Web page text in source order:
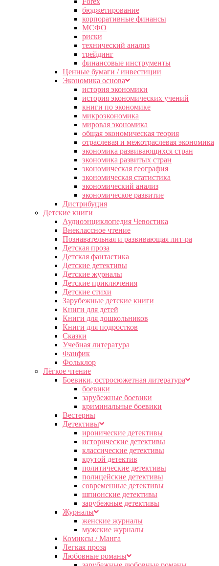
бюджетирование
корпоративные финансы
МСФО
риски
технический анализ
трейдинг
финансовые инструменты
Ценные бумаги / инвестиции
Экономика основа
история экономики
история экономических учений
книги по экономике
микроэкономика
мировая экономика
общая экономическая теория
отраслевая и межотраслевая экономика
экономика развивающихся стран
экономика развитых стран
экономическая география
экономическая статистика
экономический анализ
экономическое развитие
Дистрибуция
Детские книги
Аудиоэнциклопедия Чевостика
Внеклассное чтение
Познавательная и развивающая лит-ра
Детская проза
Детская фантастика
Детские детективы
Детские журналы
Детские приключения
Детские стихи
Зарубежные детские книги
Книги для детей
Книги для дошкольников
Книги для подростков
Сказки
Учебная литература
Фанфик
Фольклор
Лёгкое чтение
Боевики, остросюжетная литература
боевики
зарубежные боевики
криминальные боевики
Вестерны
Детективы
иронические детективы
исторические детективы
классические детективы
крутой детектив
политические детективы
полицейские детективы
современные детективы
шпионские детективы
зарубежные детективы
Журналы
женские журналы
мужские журналы
Комиксы / Манга
Легкая проза
Любовные романы